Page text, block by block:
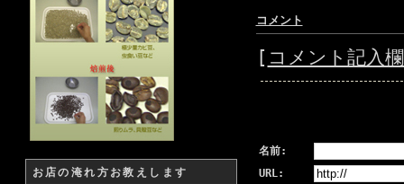
お店の淹れ方お教えします
コメント
[ コメント記入
名前:
URL: